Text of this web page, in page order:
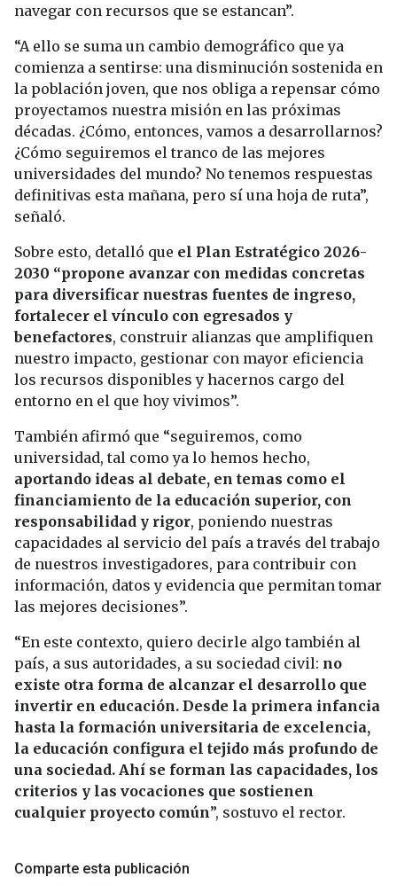
navegar con recursos que se estancan”.
“A ello se suma un cambio demográfico que ya
comienza a sentirse: una disminución sostenida en
la población joven, que nos obliga a repensar cómo
proyectamos nuestra misión en las próximas
décadas. ¿Cómo, entonces, vamos a desarrollarnos?
¿Cómo seguiremos el tranco de las mejores
universidades del mundo? No tenemos respuestas
definitivas esta mañana, pero sí una hoja de ruta”,
señaló.
Sobre esto, detalló que el Plan Estratégico 2026-
2030 “propone avanzar con medidas concretas
para diversificar nuestras fuentes de ingreso,
fortalecer el vínculo con egresados y
benefactores, construir alianzas que amplifiquen
nuestro impacto, gestionar con mayor eficiencia
los recursos disponibles y hacernos cargo del
entorno en el que hoy vivimos”.
También afirmó que “seguiremos, como
universidad, tal como ya lo hemos hecho,
aportando ideas al debate, en temas como el
financiamiento de la educación superior, con
responsabilidad y rigor, poniendo nuestras
capacidades al servicio del país a través del trabajo
de nuestros investigadores, para contribuir con
información, datos y evidencia que permitan tomar
las mejores decisiones”.
“En este contexto, quiero decirle algo también al
país, a sus autoridades, a su sociedad civil: no
existe otra forma de alcanzar el desarrollo que
invertir en educación. Desde la primera infancia
hasta la formación universitaria de excelencia,
la educación configura el tejido más profundo de
una sociedad. Ahí se forman las capacidades, los
criterios y las vocaciones que sostienen
cualquier proyecto común”, sostuvo el rector.
Comparte esta publicación